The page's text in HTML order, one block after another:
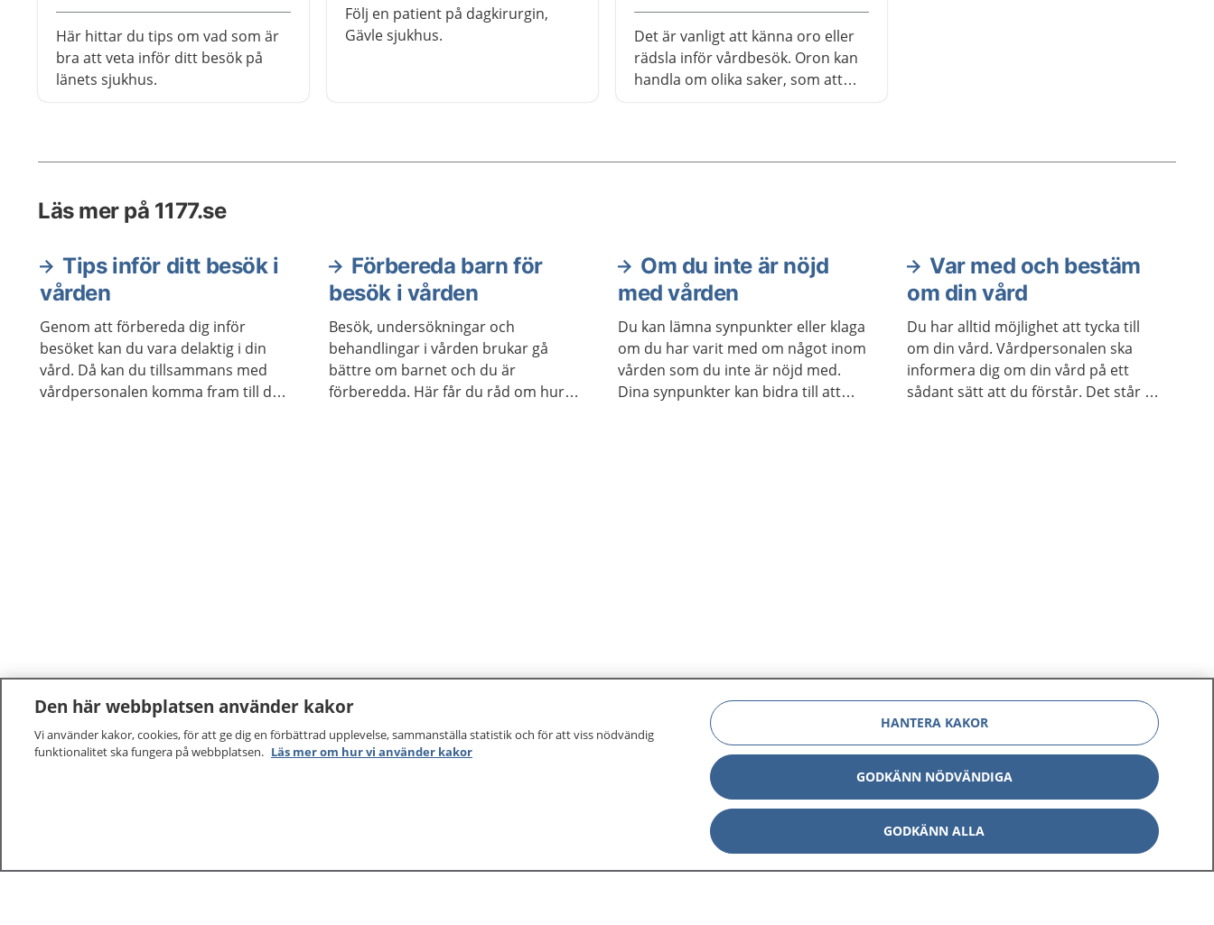
Här hittar du tips om vad som är
bra att veta inför ditt besök på
länets sjukhus.
Följ en patient på dagkirurgin,
Gävle sjukhus.
Det är vanligt att känna oro eller
rädsla inför vårdbesök. Oron kan
handla om olika saker, som att
under besöket. Kanske har du
Läs mer på 1177.se
Tips inför ditt besök i
vården
Genom att förbereda dig inför
besöket kan du vara delaktig i din
vård. Då kan du tillsammans med
vårdpersonalen komma fram till den
Förbereda barn för
besök i vården
Besök, undersökningar och
behandlingar i vården brukar gå
bättre om barnet och du är
förberedda. Här får du råd om hur
Om du inte är nöjd
med vården
Du kan lämna synpunkter eller klaga
om du har varit med om något inom
vården som du inte är nöjd med.
Dina synpunkter kan bidra till att
Var med och bestäm
om din vård
Du har alltid möjlighet att tycka till
om din vård. Vårdpersonalen ska
informera dig om din vård på ett
sådant sätt att du förstår. Det står i
vilka mottagningar du kan kontakta. Logga in för att läsa din journal
Other languages
Om 1177
Kontakt
Den här webbplatsen använder kakor
Vi använder kakor, cookies, för att ge dig en förbättrad upplevelse, sammanställa statistik och för att viss nödvändig
funktionalitet ska fungera på webbplatsen. Läs mer om hur vi använder kakor
HANTERA KAKOR
GODKÄNN NÖDVÄNDIGA
GODKÄNN ALLA